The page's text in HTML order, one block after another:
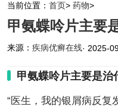
当前位置： 首页> 药物>
甲氨蝶呤片主要
来源： 疾病优癣在线· 2025-
甲氨蝶呤片主要是治
“医生，我的银屑病反复